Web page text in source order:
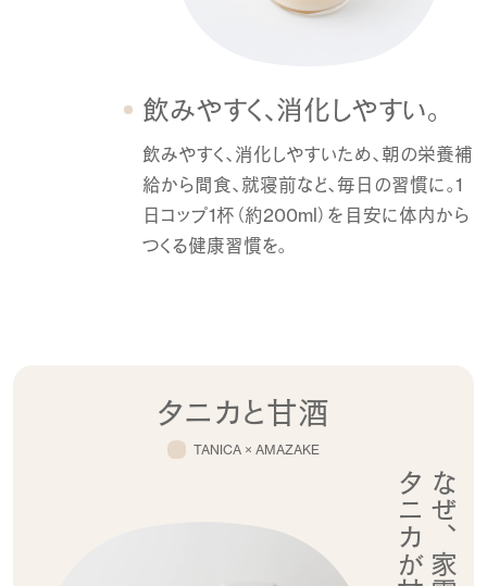
飲みやすく、消化しやすい。
飲みやすく、消化しやすいため、朝の栄養補
給から間食、就寝前など、毎日の習慣に。1
日コップ1杯（約200ml）を目安に体内から
つくる健康習慣を。
タニカと甘酒
TANICA × AMAZAKE